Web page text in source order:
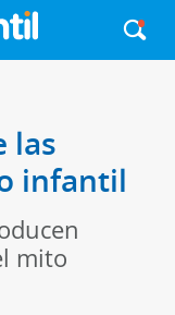
las
infantil
mito